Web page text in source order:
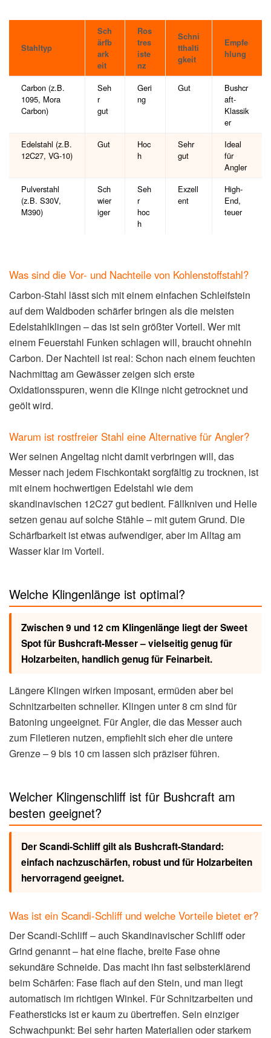
Stahltyp
Sch
ärfb
ark
eit
Ros
tres
iste
nz
Schni
tthalti
gkeit
Empfe
hlung
Carbon (z.B.
1095, Mora
Carbon)
Seh
r
gut
Geri
ng
Gut
Bushcr
aft-
Klassik
er
Edelstahl (z.B.
12C27, VG-10)
Gut
Hoc
h
Sehr
gut
Ideal
für
Angler
Pulverstahl
(z.B. S30V,
M390)
Sch
wier
iger
Seh
r
hoc
h
Exzell
ent
High-
End,
teuer
Was sind die Vor- und Nachteile von Kohlenstoffstahl?
Carbon-Stahl lässt sich mit einem einfachen Schleifstein
auf dem Waldboden schärfer bringen als die meisten
Edelstahlklingen – das ist sein größter Vorteil. Wer mit
einem Feuerstahl Funken schlagen will, braucht ohnehin
Carbon. Der Nachteil ist real: Schon nach einem feuchten
Nachmittag am Gewässer zeigen sich erste
Oxidationsspuren, wenn die Klinge nicht getrocknet und
geölt wird.
Warum ist rostfreier Stahl eine Alternative für Angler?
Wer seinen Angeltag nicht damit verbringen will, das
Messer nach jedem Fischkontakt sorgfältig zu trocknen, ist
mit einem hochwertigen Edelstahl wie dem
skandinavischen 12C27 gut bedient. Fällkniven und Helle
setzen genau auf solche Stähle – mit gutem Grund. Die
Schärfbarkeit ist etwas aufwendiger, aber im Alltag am
Wasser klar im Vorteil.
Welche Klingenlänge ist optimal?
Zwischen 9 und 12 cm Klingenlänge liegt der Sweet
Spot für Bushcraft-Messer – vielseitig genug für
Holzarbeiten, handlich genug für Feinarbeit.
Längere Klingen wirken imposant, ermüden aber bei
Schnitzarbeiten schneller. Klingen unter 8 cm sind für
Batoning ungeeignet. Für Angler, die das Messer auch
zum Filetieren nutzen, empfiehlt sich eher die untere
Grenze – 9 bis 10 cm lassen sich präziser führen.
Welcher Klingenschliff ist für Bushcraft am
besten geeignet?
Der Scandi-Schliff gilt als Bushcraft-Standard:
einfach nachzuschärfen, robust und für Holzarbeiten
hervorragend geeignet.
Was ist ein Scandi-Schliff und welche Vorteile bietet er?
Der Scandi-Schliff – auch Skandinavischer Schliff oder
Grind genannt – hat eine flache, breite Fase ohne
sekundäre Schneide. Das macht ihn fast selbsterklärend
beim Schärfen: Fase flach auf den Stein, und man liegt
automatisch im richtigen Winkel. Für Schnitzarbeiten und
Feathersticks ist er kaum zu übertreffen. Sein einziger
Schwachpunkt: Bei sehr harten Materialien oder starkem